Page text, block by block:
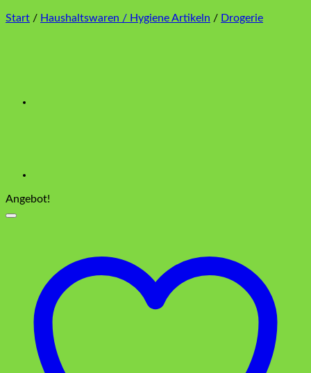
Start / Haushaltswaren / Hygiene Artikeln / Drogerie
Angebot!